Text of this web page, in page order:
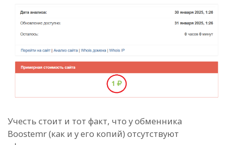
Учесть стоит и тот факт, что у обменника
Boostemr (как и у его копий) отсутствуют